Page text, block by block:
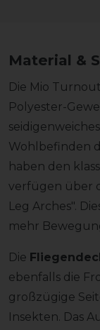
Material &
Die Mio
Polyester-
Wohlbefinden
haben den
verfügen über
Leg Arches".
mehr
Die
ebenfalls die
großzügige
Insekten. Das